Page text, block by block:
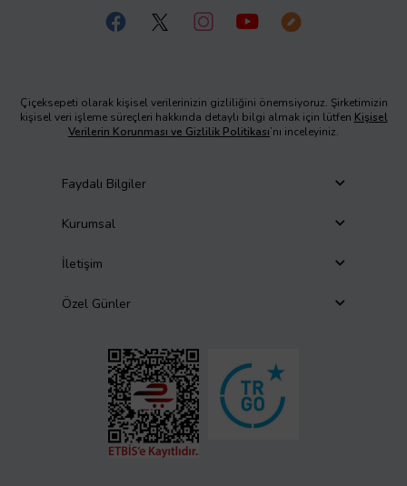
Çiçeksepeti olarak kişisel verilerinizin gizliliğini önemsiyoruz. Şirketimizin
kişisel veri işleme süreçleri hakkında detaylı bilgi almak için lütfen Kişisel
Verilerin Korunması ve Gizlilik Politikası’nı inceleyiniz.
Faydalı Bilgiler
Kurumsal
İletişim
Özel Günler